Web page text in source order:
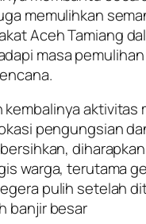
memulihkan
Aceh Tamiang
masa pemulihan
kembalinya aktivitas
pengungsian
warga, terutama
pulih setelah
banjir besar